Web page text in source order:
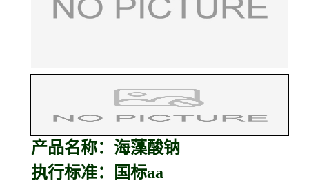
产品名称： 海藻酸钠
执行标准：国标aa